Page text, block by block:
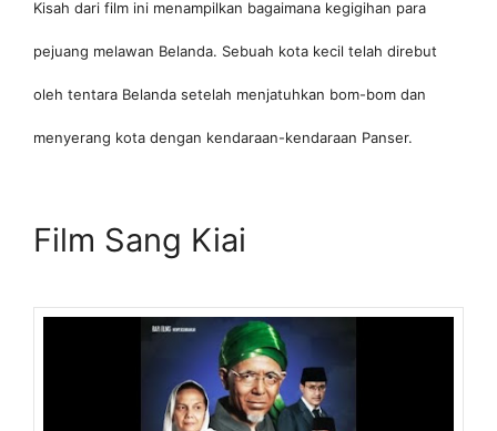
Kisah dari film ini menampilkan bagaimana kegigihan para
pejuang melawan Belanda. Sebuah kota kecil telah direbut
oleh tentara Belanda setelah menjatuhkan bom-bom dan
menyerang kota dengan kendaraan-kendaraan Panser.
Film Sang Kiai